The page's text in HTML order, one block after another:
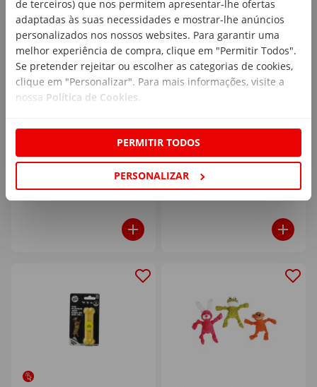
de terceiros) que nos permitem apresentar-lhe ofertas
adaptadas às suas necessidades e mostrar-lhe anúncios
personalizados nos nossos websites. Para garantir uma
melhor experiência de compra, clique em "Permitir Todos".
Se pretender rejeitar ou escolher as categorias de cookies,
clique em "Personalizar". Para mais informações, visite a
nossa Política de Cookies.
PERMITIR TODOS
PERSONALIZAR
Brinquedo para Cão Bola
Airflow Dashi
10
Brinquedo para Cão
8,99€